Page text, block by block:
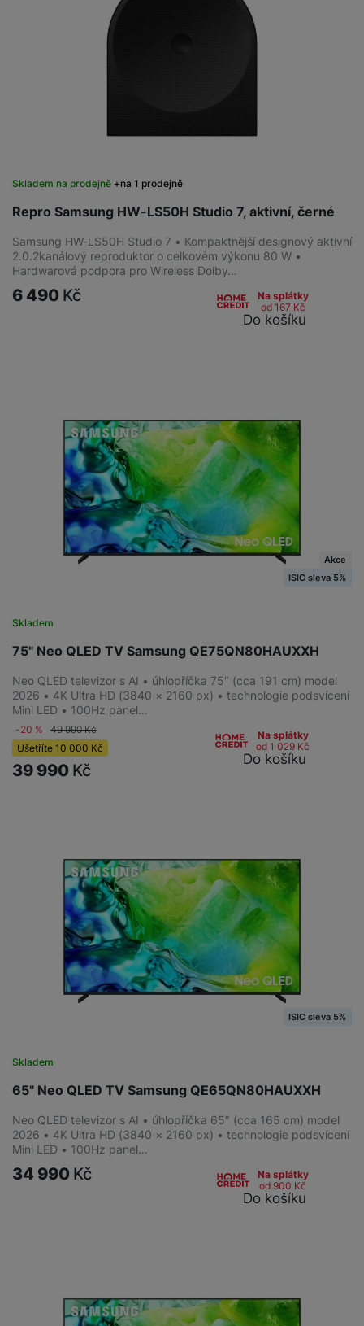
Repro Samsung HW-LS50H Studio 7, aktivní, černé
Skladem na prodejně na 1 prodejně
Samsung HW-LS50H Studio 7 • Kompaktnější designový aktivní
2.0.2kanálový reproduktor o celkovém výkonu 80 W •
Hardwarová podpora pro Wireless Dolby…
6 490 Kč
Na splátky
od 167 Kč
Do košíku
75" Neo QLED TV Samsung QE75QN80HAUXXH
Skladem
Akce
ISIC sleva 5%
Neo QLED televizor s AI • úhlopříčka 75″ (cca 191 cm) model
2026 • 4K Ultra HD (3840 × 2160 px) • technologie podsvícení
Mini LED • 100Hz panel…
-20 % 49 990Kč
Ušetříte 10 000 Kč
39 990 Kč
Na splátky
od 1 029 Kč
Do košíku
65" Neo QLED TV Samsung QE65QN80HAUXXH
Skladem
ISIC sleva 5%
Neo QLED televizor s AI • úhlopříčka 65″ (cca 165 cm) model
2026 • 4K Ultra HD (3840 × 2160 px) • technologie podsvícení
Mini LED • 100Hz panel…
34 990 Kč
Na splátky
od 900 Kč
Do košíku